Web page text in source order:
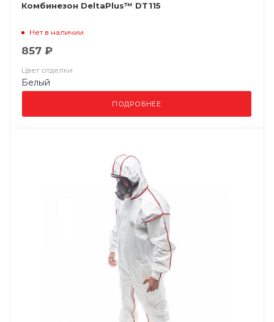
Комбинезон DeltaPlus™ DT115
Нет в наличии
857 ₽
Цвет отделки
Белый
ПОДРОБНЕЕ